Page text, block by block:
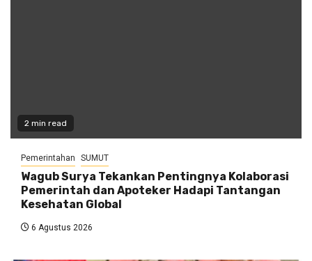
2 min read
Pemerintahan SUMUT
Wagub Surya Tekankan Pentingnya Kolaborasi
Pemerintah dan Apoteker Hadapi Tantangan
Kesehatan Global
6 Agustus 2026